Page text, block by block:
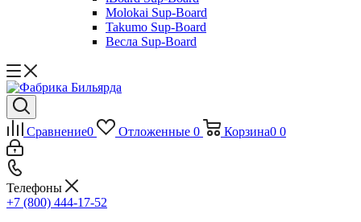
Molokai Sup-Board
Takumo Sup-Board
Весла Sup-Board
Сравнение0 Отложенные 0 Корзина0 0
Телефоны
+7 (800) 444-17-52